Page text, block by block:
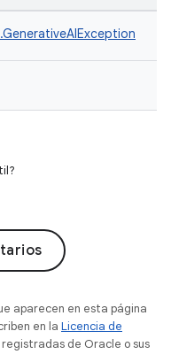
aparecen en esta página
en la Licencia de
registradas de Oracle o sus